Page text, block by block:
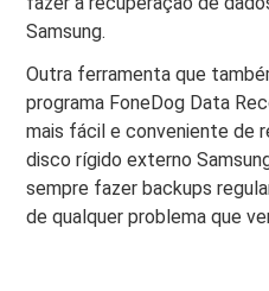
Samsung.
Outra ferramenta que
programa FoneDog Data
mais fácil e conveniente de
disco rígido externo
sempre fazer backups
de qualquer problema que